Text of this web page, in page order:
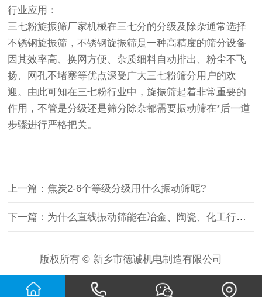
行业应用：
三七粉旋振筛厂家机械在三七分的分级及除杂通常选择
不锈钢旋振筛，不锈钢旋振筛是一种高精度的筛分设备
因其效率高、换网方便、杂质细料自动排出、粉尘不飞
扬、网孔不堵塞等优点深受广大三七粉筛分用户的欢
迎。由此可知在三七粉行业中，旋振筛起着非常重要的
作用，不管是分级还是筛分除杂都需要振动筛在*后一道
步骤进行严格把关。
上一篇：焦炭2-6个等级分级用什么振动筛呢?
下一篇：为什么直线振动筛能在冶金、陶瓷、化工行业广泛应用呢？
版权所有 © 新乡市德诚机电制造有限公司